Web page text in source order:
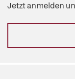
Jetzt anmelden